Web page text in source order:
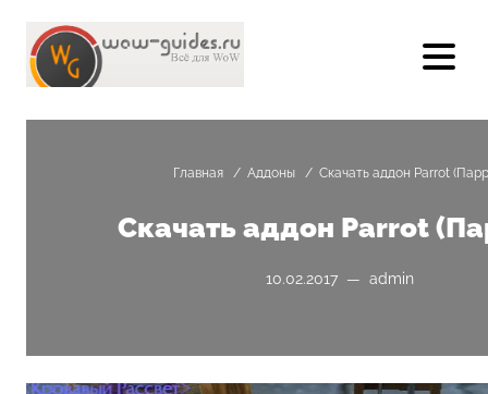
Главная / Аддоны / Скачать аддон Parrot
Скачать аддон Parrot
10.02.2017 — admin